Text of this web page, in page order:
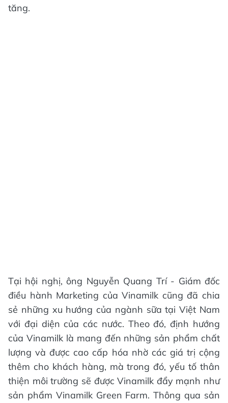
tăng.
Tại hội nghị, ông Nguyễn Quang Trí - Giám đốc
điều hành Marketing của Vinamilk cũng đã chia
sẻ những xu hướng của ngành sữa tại Việt Nam
với đại diện của các nước. Theo đó, định hướng
của Vinamilk là mang đến những sản phẩm chất
lượng và được cao cấp hóa nhờ các giá trị cộng
thêm cho khách hàng, mà trong đó, yếu tố thân
thiện môi trường sẽ được Vinamilk đẩy mạnh như
sản phẩm Vinamilk Green Farm. Thông qua sản